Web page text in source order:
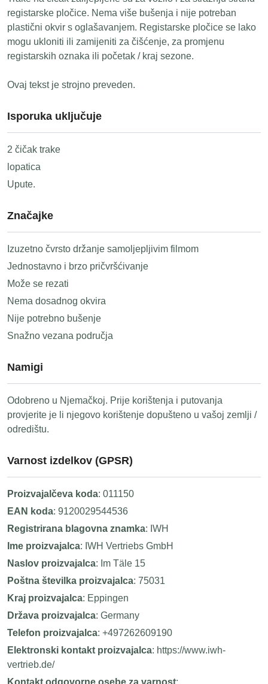
registarske pločice. Nema više bušenja i nije potreban
plastični okvir s oglašavanjem. Registarske pločice se lako
mogu ukloniti ili zamijeniti za čišćenje, za promjenu
registarskih oznaka ili početak / kraj sezone.
Ovaj tekst je strojno preveden.
Isporuka uključuje
2 čičak trake
lopatica
Upute.
Značajke
Izuzetno čvrsto držanje samoljepljivim filmom
Jednostavno i brzo pričvršćivanje
Može se rezati
Nema dosadnog okvira
Nije potrebno bušenje
Snažno vezana područja
Namigi
Odobreno u Njemačkoj. Prije korištenja i putovanja
provjerite je li njegovo korištenje dopušteno u vašoj zemlji /
odredištu.
Varnost izdelkov (GPSR)
Proizvajalčeva koda: 011150
EAN koda: 9120029544536
Registrirana blagovna znamka: IWH
Ime proizvajalca: IWH Vertriebs GmbH
Naslov proizvajalca: Im Täle 15
Poštna številka proizvajalca: 75031
Kraj proizvajalca: Eppingen
Država proizvajalca: Germany
Telefon proizvajalca: +497262609190
Elektronski kontakt proizvajalca: https://www.iwh-
vertrieb.de/
Kontakt odgovorne osebe za varnost: